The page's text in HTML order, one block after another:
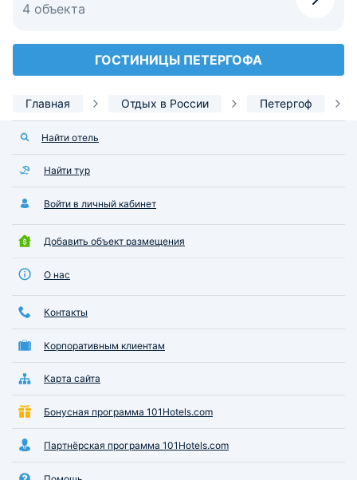
4 объекта
ГОСТИНИЦЫ ПЕТЕРГОФА
Главная Отдых в России Петергоф
Найти отель
Найти тур
Войти в личный кабинет
Добавить объект размещения
О нас
Контакты
Корпоративным клиентам
Карта сайта
Бонусная программа 101Hotels.com
Партнёрская программа 101Hotels.com